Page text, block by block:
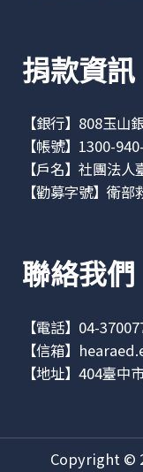
捐款資訊
【銀行】808玉山
【帳號】1300-
【戶名】社團法
【勸募字號】衛
聯絡我們
【電話】04-
【信箱】
【地址】 404臺中
Copyright ©